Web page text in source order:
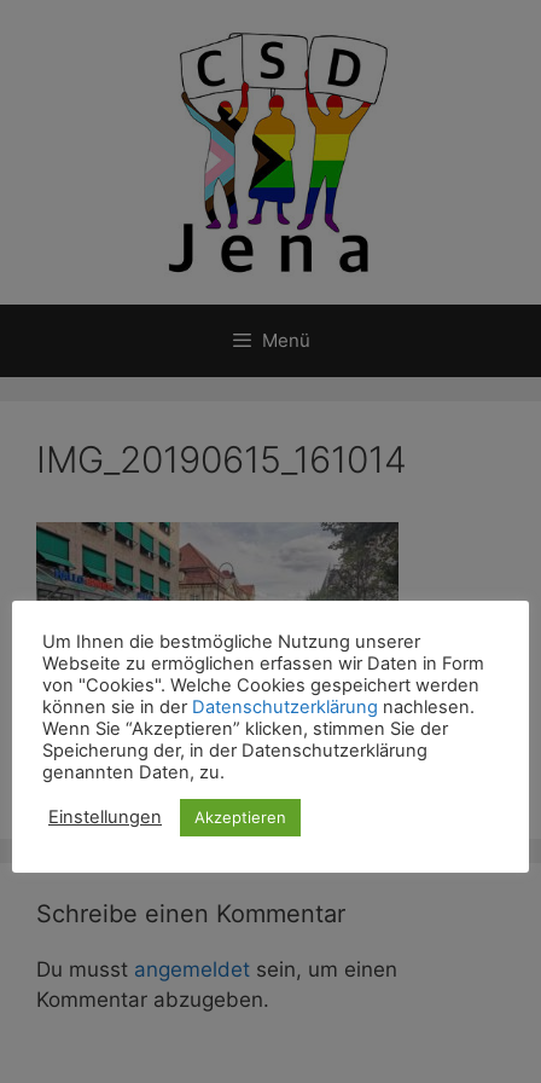
Menü
IMG_20190615_161014
Schreibe einen Kommentar
Du musst angemeldet sein, um einen
Kommentar abzugeben.
Um Ihnen die bestmögliche Nutzung unserer
Webseite zu ermöglichen erfassen wir Daten in Form
von "Cookies". Welche Cookies gespeichert werden
können sie in der Datenschutzerklärung nachlesen.
Wenn Sie “Akzeptieren” klicken, stimmen Sie der
Speicherung der, in der Datenschutzerklärung
genannten Daten, zu.
Einstellungen Akzeptieren